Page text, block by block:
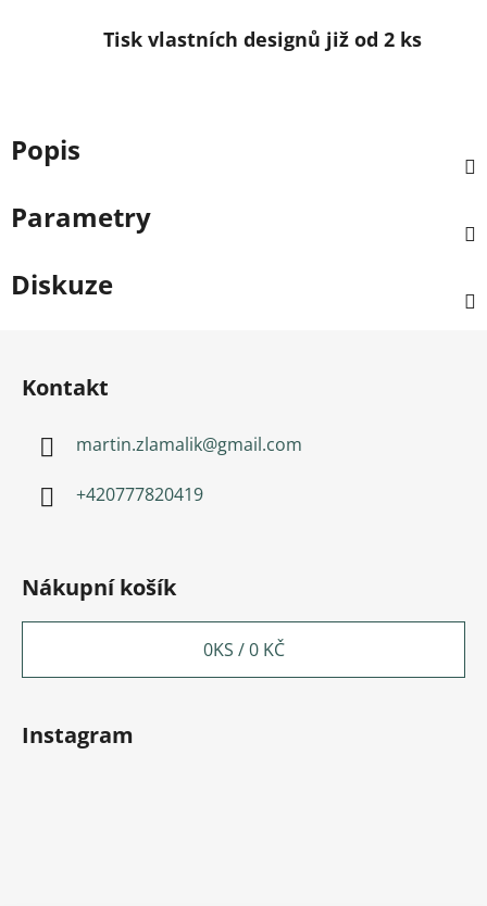
Tisk vlastních designů již od 2 ks
Popis
Parametry
Diskuze
Kontakt
martin.zlamalik@gmail.com
+420777820419
Nákupní košík
0KS /0 KČ
Instagram